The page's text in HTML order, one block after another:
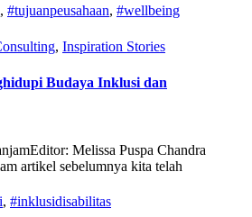
, #tujuanpeusahaan, #wellbeing
, Inspiration Stories
Budaya Inklusi dan
Melissa Puspa Chandra
artikel sebelumnya kita telah
, #inklusidisabilitas